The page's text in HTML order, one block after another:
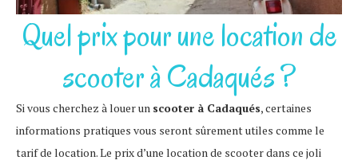
Quel prix pour une location de
scooter à Cadaqués ?
Si vous cherchez à louer un scooter à Cadaqués, certaines
informations pratiques vous seront sûrement utiles comme le
tarif de location. Le prix d’une location de scooter dans ce joli